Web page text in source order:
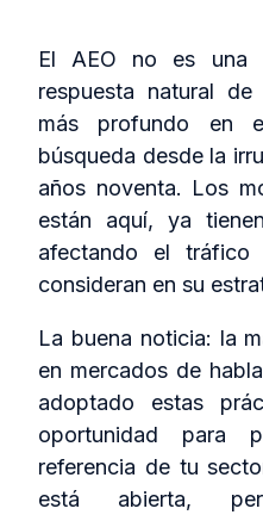
El AEO no es una
respuesta natural
más profundo en
búsqueda desde la
años noventa. Los
están aquí, ya
afectando el
consideran en su
La buena noticia: la
en mercados de
adoptado estas
oportunidad para
referencia de tu
está abierta,